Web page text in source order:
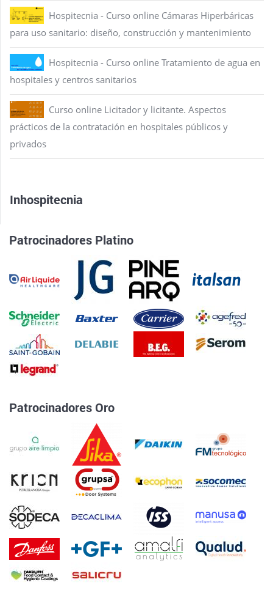
Hospitecnia - Curso online Cámaras Hiperbáricas
para uso sanitario: diseño, construcción y mantenimiento
Hospitecnia - Curso online Tratamiento de agua en
hospitales y centros sanitarios
Curso online Licitador y licitante. Aspectos
prácticos de la contratación en hospitales públicos y
privados
Inhospitecnia
Patrocinadores Platino
Patrocinadores Oro